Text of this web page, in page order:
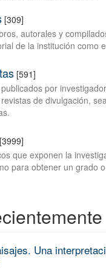
[309]
autorales y
de la institución como
[591]
por
de divulgación,
[3999]
que exponen la
para obtener un grado
Una